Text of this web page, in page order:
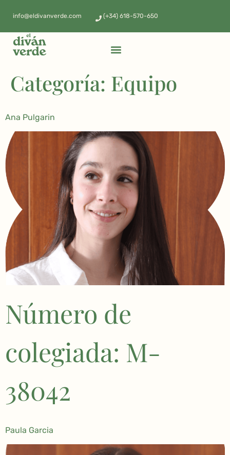
info@eldivanverde.com (+34) 618-570-650
Categoría: Equipo
Ana Pulgarin
Número de
colegiada: M-
38042
Paula Garcia